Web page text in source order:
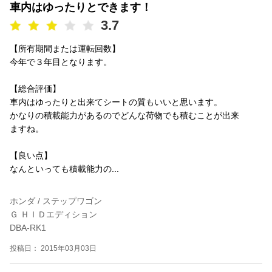
車内はゆったりとできます！
3.7
【所有期間または運転回数】
今年で３年目となります。
【総合評価】
車内はゆったりと出来てシートの質もいいと思います。
かなりの積載能力があるのでどんな荷物でも積むことが出来
ますね。
【良い点】
なんといっても積載能力の...
ホンダ / ステップワゴン
Ｇ ＨＩＤエディション
DBA-RK1
投稿日： 2015年03月03日